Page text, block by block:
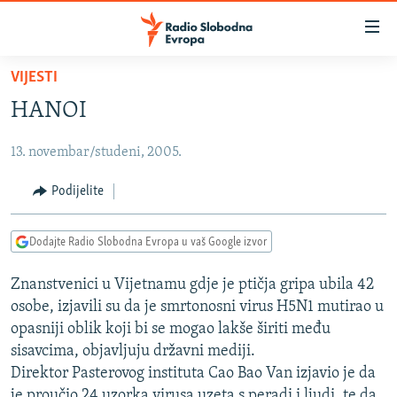
Pređite
glavni
Pređite
Pređite
pretragu
SRBIJA
KOSOVO
VIZUELNO
VIDEO
FOTOGALERIJE
INFOGRAFIKE
PODCASTI
RAT U UKRAJINI
KINA NA BALKANU
RSE PRIČE IZ SVIJETA
VIJESTI
HANOI
13. novembar/studeni, 2005.
Podijelite
Dodajte Radio Slobodna Evropa u vaš Google izvor
Znanstvenici u Vijetnamu gdje je ptičja gripa ubila 42
osobe, izjavili su da je smrtonosni virus H5N1 mutirao u
opasniji oblik koji bi se mogao lakše širiti među
sisavcima, objavljuju državni mediji.
Direktor Pasterovog instituta Cao Bao Van izjavio je da